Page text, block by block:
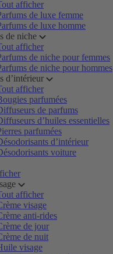
afficher
de luxe femme
de luxe homme
de niche
afficher
de niche pour femmes
de niche pour hommes
d’intérieur
afficher
parfumées
de parfums
d’huiles essentielles
parfumées
d’intérieur
voiture
afficher
visage
anti-rides
de jour
de nuit
visage